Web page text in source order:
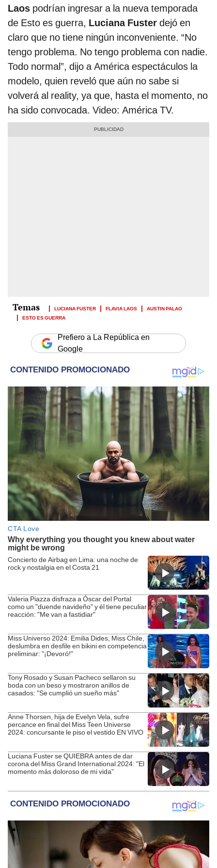
Laos podrían ingresar a la nueva temporada
de Esto es guerra, Luciana Fuster dejó en
claro que no tiene ningún inconveniente. “No
tengo problema. No tengo problema con nadie.
Todo normal”, dijo a América espectáculos la
modelo, quien reveló que aún no sabe si
volverá al reality, ya que, hasta el momento, no
ha sido convocada. Video: América TV.
LUCIANA FUSTER FLAVIA LAOS
AUSTIN PALAO
ESTO ES GUERRA
Prefiero a La República en
Google
Concierto de Airbag en Lima: una noche de
rock y nostalgia en el Costa 21
Valeria Piazza disfraza a Óscar del Portal
como un "duende navideño" y él tiene peculiar
reacción: "Me van a fastidiar"
Miss Universo 2024: Emilia Dides, Miss Chile,
deslumbra en desfile en bikini en competencia
preliminar: "¡Devoró!"
Tony Rosado y Susan Pacheco sellaron su
boda con un beso y mostraron anillos de
casados: "Se cumplió un sueño más"
Anne Thorsen, hija de Evelyn Vela, sufre
percance en final del Miss Teen Universe
2024: concursante le piso el vestido EN VIVO
Luciana Fuster se QUIEBRA antes de dar
corona del Miss Grand International 2024: "El
momento más doloroso de mi vida"